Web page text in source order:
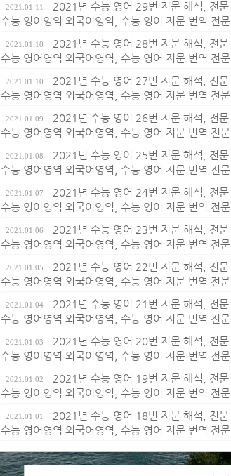
2021.01.11 2021년 수능 영어 29번 지문 해석, 전
수능 영어영역 외국어영역, 수능 영어 지문 번역
2021.01.10 2021년 수능 영어 28번 지문 해석, 전
수능 영어영역 외국어영역, 수능 영어 지문 번역
2021.01.10 2021년 수능 영어 27번 지문 해석, 전
수능 영어영역 외국어영역, 수능 영어 지문 번역
2021.01.09 2021년 수능 영어 26번 지문 해석, 전
수능 영어영역 외국어영역, 수능 영어 지문 번역
2021.01.08 2021년 수능 영어 25번 지문 해석, 전
수능 영어영역 외국어영역, 수능 영어 지문 번역
2021.01.07 2021년 수능 영어 24번 지문 해석, 전
수능 영어영역 외국어영역, 수능 영어 지문 번역
2021.01.06 2021년 수능 영어 23번 지문 해석, 전
수능 영어영역 외국어영역, 수능 영어 지문 번역
2021.01.05 2021년 수능 영어 22번 지문 해석, 전
수능 영어영역 외국어영역, 수능 영어 지문 번역
2021.01.04 2021년 수능 영어 21번 지문 해석, 전
수능 영어영역 외국어영역, 수능 영어 지문 번역
2021.01.03 2021년 수능 영어 20번 지문 해석, 전
수능 영어영역 외국어영역, 수능 영어 지문 번역
2021.01.02 2021년 수능 영어 19번 지문 해석, 전
수능 영어영역 외국어영역, 수능 영어 지문 번역
2021.01.01 2021년 수능 영어 18번 지문 해석, 전
수능 영어영역 외국어영역, 수능 영어 지문 번역